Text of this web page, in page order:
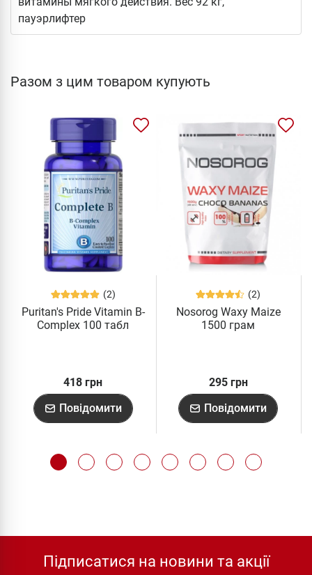
пауэрлифтер
Разом з цим товаром купують
(2)
Puritan's Pride Vitamin B-
Complex 100 табл
418 грн
Повідомити
(2)
Nosorog Waxy Maize
1500 грам
295 грн
Повідомити
Підписатися на новини та акції